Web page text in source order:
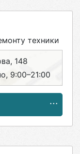
техники
148
9:00–21:00
91